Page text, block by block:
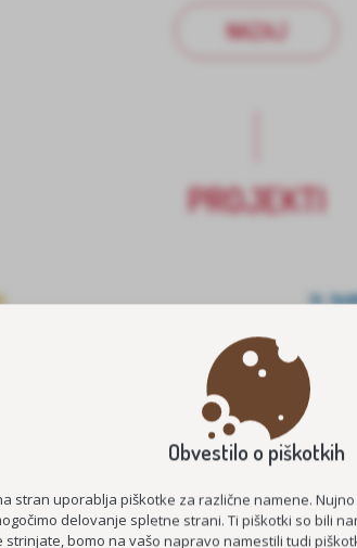
NAZAJ
PROJEKTI
KOC AS
Obvestilo o piškotkih
stran uporablja piškotke za različne namene.
delovanje spletne strani. Ti piškotki so bili
strinjate, bomo na vašo napravo namestili tudi